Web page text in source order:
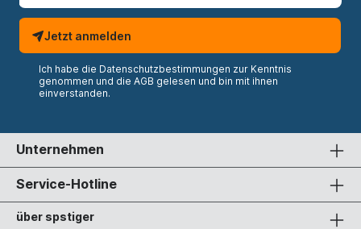
Jetzt anmelden
Ich habe die Datenschutzbestimmungen zur Kenntnis
genommen und die AGB gelesen und bin mit ihnen
einverstanden.
Unternehmen
Service-Hotline
über spstiger